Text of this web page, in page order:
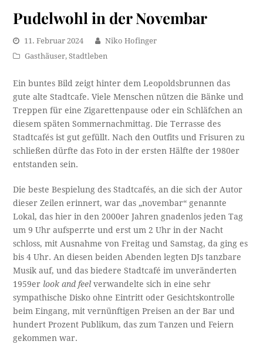
Pudelwohl in der Novembar
11. Februar 2024
Niko Hofinger
Gasthäuser,Stadtleben
Ein buntes Bild zeigt hinter dem Leopoldsbrunnen das
gute alte Stadtcafe. Viele Menschen nützen die Bänke und
Treppen für eine Zigarettenpause oder ein Schläfchen an
diesem späten Sommernachmittag. Die Terrasse des
Stadtcafés ist gut gefüllt. Nach den Outfits und Frisuren zu
schließen dürfte das Foto in der ersten Hälfte der 1980er
entstanden sein.
Die beste Bespielung des Stadtcafés, an die sich der Autor
dieser Zeilen erinnert, war das „novembar“ genannte
Lokal, das hier in den 2000er Jahren gnadenlos jeden Tag
um 9 Uhr aufsperrte und erst um 2 Uhr in der Nacht
schloss, mit Ausnahme von Freitag und Samstag, da ging es
bis 4 Uhr. An diesen beiden Abenden legten DJs tanzbare
Musik auf, und das biedere Stadtcafé im unveränderten
1959er look and feel verwandelte sich in eine sehr
sympathische Disko ohne Eintritt oder Gesichtskontrolle
beim Eingang, mit vernünftigen Preisen an der Bar und
hundert Prozent Publikum, das zum Tanzen und Feiern
gekommen war.